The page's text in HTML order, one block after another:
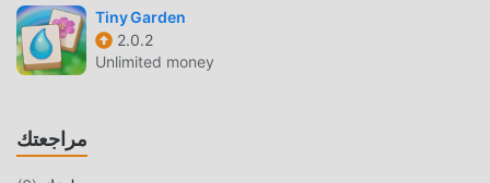
Path of Giants باعتبارها لعبة شائعة puzzle ، ساعدته طريقة
اللعب الفريدة في كسب عدد كبير من المعجبين حول العالم. على
عكس الألعاب التقليدية puzzle ، في Path of Giants ، ما عليك
اللعبة بأكملها والاستمتاع بالبهجة التي توفرها فئة الألعاب الكلاسيكية
puzzle الألعاب Path of Giants 3.0.1. في الوقت نفسه ، قامت
Tiny Garden
2.0.2
Unlimited money
مراجعتك